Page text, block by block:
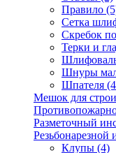
Правило
Сетка
Скребок
Терки и
Шнуры
Шпателя
Мешок для
Разметочный
Резьбонарезной
Клупы (4)